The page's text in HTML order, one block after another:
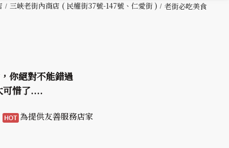
三峽老街內商店 ( 民權街37號-147號、仁愛街 ) 老街必吃美食
你絕對不能錯過
可惜了....
為提供友善服務店家